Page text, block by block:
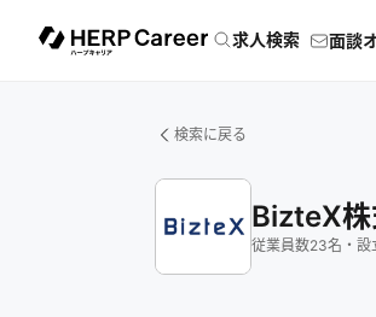
求人検索 面談
検索に戻る
BizteX
従業員数23名 ・ 設